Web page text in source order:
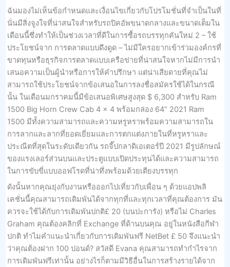
ฉันมองไม่เห็นข้อกำหนดและเงื่อนไขเกี่ยวกับโปรโมชั่นที่จำเป็นในที่
นั่นมีสิ่งจูงใจที่น่าสนใจสำหรับรถปิคอัพขนาดกลางและขนาดเต็มใน
เดือนนี้ซึ่งทำให้เป็นช่วงเวลาที่ดีในการซื้อรถบรรทุกคันใหม่ 2 – ใช้
ประโยชน์จาก การตลาดแบบดึงดูด – ไม่มีใครอยากเข้าร่วมองค์กรที่
ขาดทุนหรือธุรกิจการตลาดแบบเครือข่ายที่น่าสนใจหากไม่มีการนำ
เสนอความเป็นผู้นำหรือการให้คำปรึกษา แต่น่าเสียดายที่คุณไม่
สามารถใช้ประโยชน์จากข้อเสนอในการลงชื่อสมัครใช้ได้ในกรณี
นั้น ในเดือนมกราคมนี้มีข้อเสนอพิเศษสูงสุด $ 6,300 สำหรับ Ram
1500 Big Horn Crew Cab 4 × 4 พร้อมกล่อง 64” 2021 Ram
1500 มีทั้งความสามารถและความหรูหราพร้อมความสามารถใน
การลากและลากที่ยอดเยี่ยมและการตกแต่งภายในที่หรูหราและ
ประณีตที่สุดในระดับเดียวกัน รถจี๊ปกลาดิเอเตอร์ปี 2021 มีรูปลักษณ์
ของแรงเลอร์ส่วนบนและประตูแบบเปิดประทุนได้และความสามารถ
ในการขับขี่แบบออฟโรดที่น่าทึ่งพร้อมด้วยเตียงบรรทุก
ดังนั้นหากคุณยุ่งกับงานหรือออกไปเที่ยวกับเพื่อน ๆ ด้วยแอปพลิ
เคชั่นนี้คุณสามารถเดิมพันได้จากทุกที่และทุกเวลาที่คุณต้องการ มัน
ควรจะใช้ได้กับการเดิมพันปกติ£ 20 (บนปะการัง) หรือไม่ Charles
Graham คุณต้องคลิกที่ Exchange ที่ด้านบนคุณ อยู่ในหนังสือกีฬา
ปกติ ทำไมคำแนะนำเกี่ยวกับการเดิมพันฟรี NetBet £ 50 จึงแนะนำ
ว่าคุณต้องฝาก 100 ปอนด์? สวัสดี Evana คุณสามารถทำกำไรจาก
การเดิมพันฟรีเท่านั้น อย่างไรก็ตามมีวิธีอื่นในการสร้างรายได้จาก